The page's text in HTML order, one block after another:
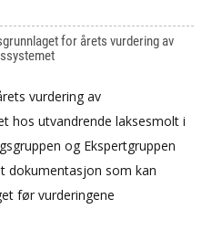
for årets vurdering av
vurdering av
hos utvandrende laksesmolt i
og Ekspertgruppen
dokumentasjon som kan
før vurderingene